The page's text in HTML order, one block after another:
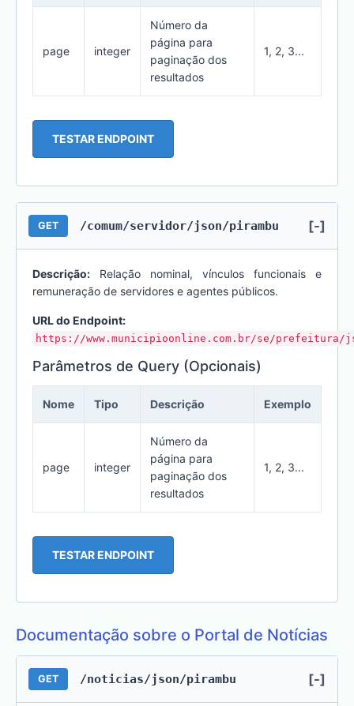
page integer
Número da
página para
paginação dos
resultados
1, 2, 3...
TESTAR ENDPOINT
GET /comum/servidor/json/pirambu [-]
Descrição: Relação nominal, vínculos funcionais e
remuneração de servidores e agentes públicos.
URL do Endpoint:
https://www.municipioonline.com.br/se/prefeitura/
Parâmetros de Query (Opcionais)
Nome Tipo Descrição Exemplo
page integer
Número da
página para
paginação dos
resultados
1, 2, 3...
TESTAR ENDPOINT
Documentação sobre o Portal de Notícias
GET /noticias/json/pirambu [-]